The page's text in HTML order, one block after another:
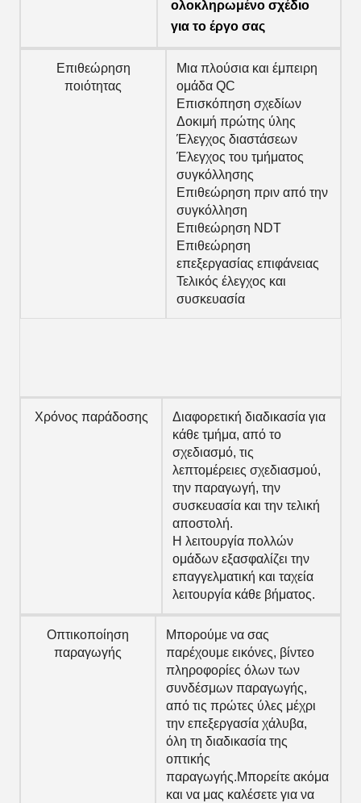
ολοκληρωμένο σχέδιο
για το έργο σας
Επιθεώρηση
ποιότητας
Μια πλούσια και έμπειρη
ομάδα QC
Επισκόπηση σχεδίων
Δοκιμή πρώτης ύλης
Έλεγχος διαστάσεων
Έλεγχος του τμήματος
συγκόλλησης
Επιθεώρηση πριν από την
συγκόλληση
Επιθεώρηση NDT
Επιθεώρηση
επεξεργασίας επιφάνειας
Τελικός έλεγχος και
συσκευασία
Χρόνος παράδοσης
Διαφορετική διαδικασία για
κάθε τμήμα, από το
σχεδιασμό, τις
λεπτομέρειες σχεδιασμού,
την παραγωγή, την
συσκευασία και την τελική
αποστολή.
Η λειτουργία πολλών
ομάδων εξασφαλίζει την
επαγγελματική και ταχεία
λειτουργία κάθε βήματος.
Οπτικοποίηση
παραγωγής
Μπορούμε να σας
παρέχουμε εικόνες, βίντεο
πληροφορίες όλων των
συνδέσμων παραγωγής,
από τις πρώτες ύλες μέχρι
την επεξεργασία χάλυβα,
όλη τη διαδικασία της
οπτικής
παραγωγής.Μπορείτε ακόμα
και να μας καλέσετε για να